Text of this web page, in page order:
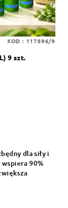
9 szt.
dla siły i
90%
KOD : 117896/9